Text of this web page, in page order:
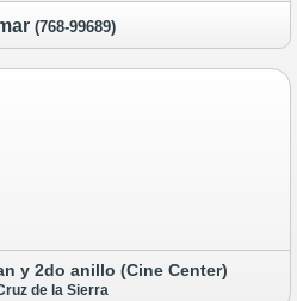
(768-99689)
y 2do anillo (Cine Center)
de la Sierra